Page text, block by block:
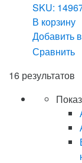
SKU:
В корзину
Добавить
Сравнить
16 результатов